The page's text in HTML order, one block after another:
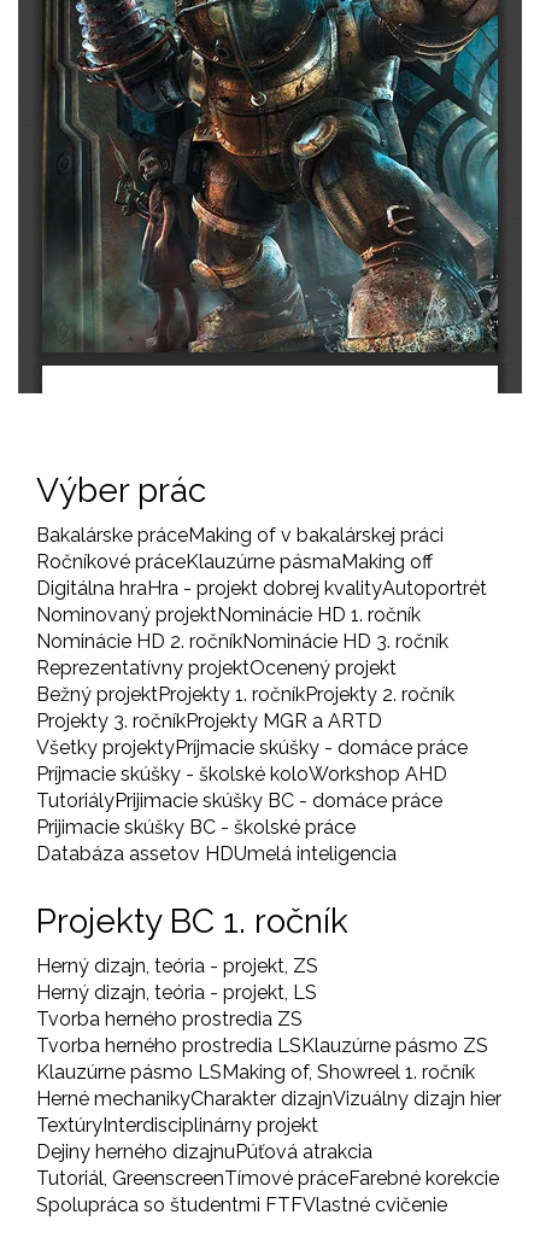
Výber prác
Bakalárske práceMaking of v bakalárskej práci
Ročníkové práceKlauzúrne pásmaMaking off
Digitálna hraHra - projekt dobrej kvalityAutoportrét
Nominovaný projektNominácie HD 1. ročník
Nominácie HD 2. ročníkNominácie HD 3. ročník
Reprezentatívny projektOcenený projekt
Bežný projektProjekty 1. ročníkProjekty 2. ročník
Projekty 3. ročníkProjekty MGR a ARTD
Všetky projektyPríjmacie skúšky - domáce práce
Príjmacie skúšky - školské koloWorkshop AHD
TutoriályPrijimacie skúšky BC - domáce práce
Prijimacie skúšky BC - školské práce
Databáza assetov HDUmelá inteligencia
Projekty BC 1. ročník
Herný dizajn, teória - projekt, ZS
Herný dizajn, teória - projekt, LS
Tvorba herného prostredia ZS
Tvorba herného prostredia LSKlauzúrne pásmo ZS
Klauzúrne pásmo LSMaking of, Showreel 1. ročník
Herné mechanikyCharakter dizajnVizuálny dizajn hier
TextúryInterdisciplinárny projekt
Dejiny herného dizajnuPúťová atrakcia
Tutoriál, GreenscreenTímové práceFarebné korekcie
Spolupráca so študentmi FTFVlastné cvičenie